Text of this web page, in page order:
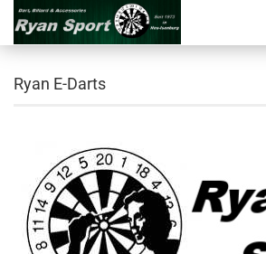
Ryan E-Darts